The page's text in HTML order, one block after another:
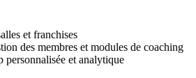
et franchises
des membres et modules de coaching
personnalisée et analytique